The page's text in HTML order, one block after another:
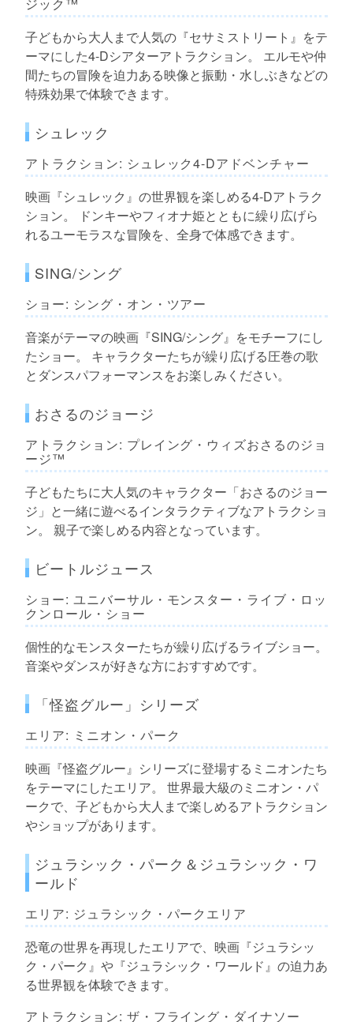
子どもから大人まで人気の『セサミストリート』をテ
ーマにした4-Dシアターアトラクション。 エルモや仲
間たちの冒険を迫力ある映像と振動・水しぶきなどの
特殊効果で体験できます。
シュレック
アトラクション: シュレック4-Dアドベンチャー
映画『シュレック』の世界観を楽しめる4-Dアトラク
ション。 ドンキーやフィオナ姫とともに繰り広げら
れるユーモラスな冒険を、全身で体感できます。
SING/シング
ショー: シング・オン・ツアー
音楽がテーマの映画『SING/シング』をモチーフにし
たショー。 キャラクターたちが繰り広げる圧巻の歌
とダンスパフォーマンスをお楽しみください。
おさるのジョージ
アトラクション: プレイング・ウィズおさるのジョ
ージ™
子どもたちに大人気のキャラクター「おさるのジョー
ジ」と一緒に遊べるインタラクティブなアトラクショ
ン。 親子で楽しめる内容となっています。
ビートルジュース
ショー: ユニバーサル・モンスター・ライブ・ロッ
クンロール・ショー
個性的なモンスターたちが繰り広げるライブショー。
音楽やダンスが好きな方におすすめです。
「怪盗グルー」シリーズ
エリア: ミニオン・パーク
映画『怪盗グルー』シリーズに登場するミニオンたち
をテーマにしたエリア。 世界最大級のミニオン・パ
ークで、子どもから大人まで楽しめるアトラクション
やショップがあります。
ジュラシック・パーク＆ジュラシック・ワ
ールド
エリア: ジュラシック・パークエリア
恐竜の世界を再現したエリアで、映画『ジュラシッ
ク・パーク』や『ジュラシック・ワールド』の迫力あ
る世界観を体験できます。
アトラクション: ザ・フライング・ダイナソー